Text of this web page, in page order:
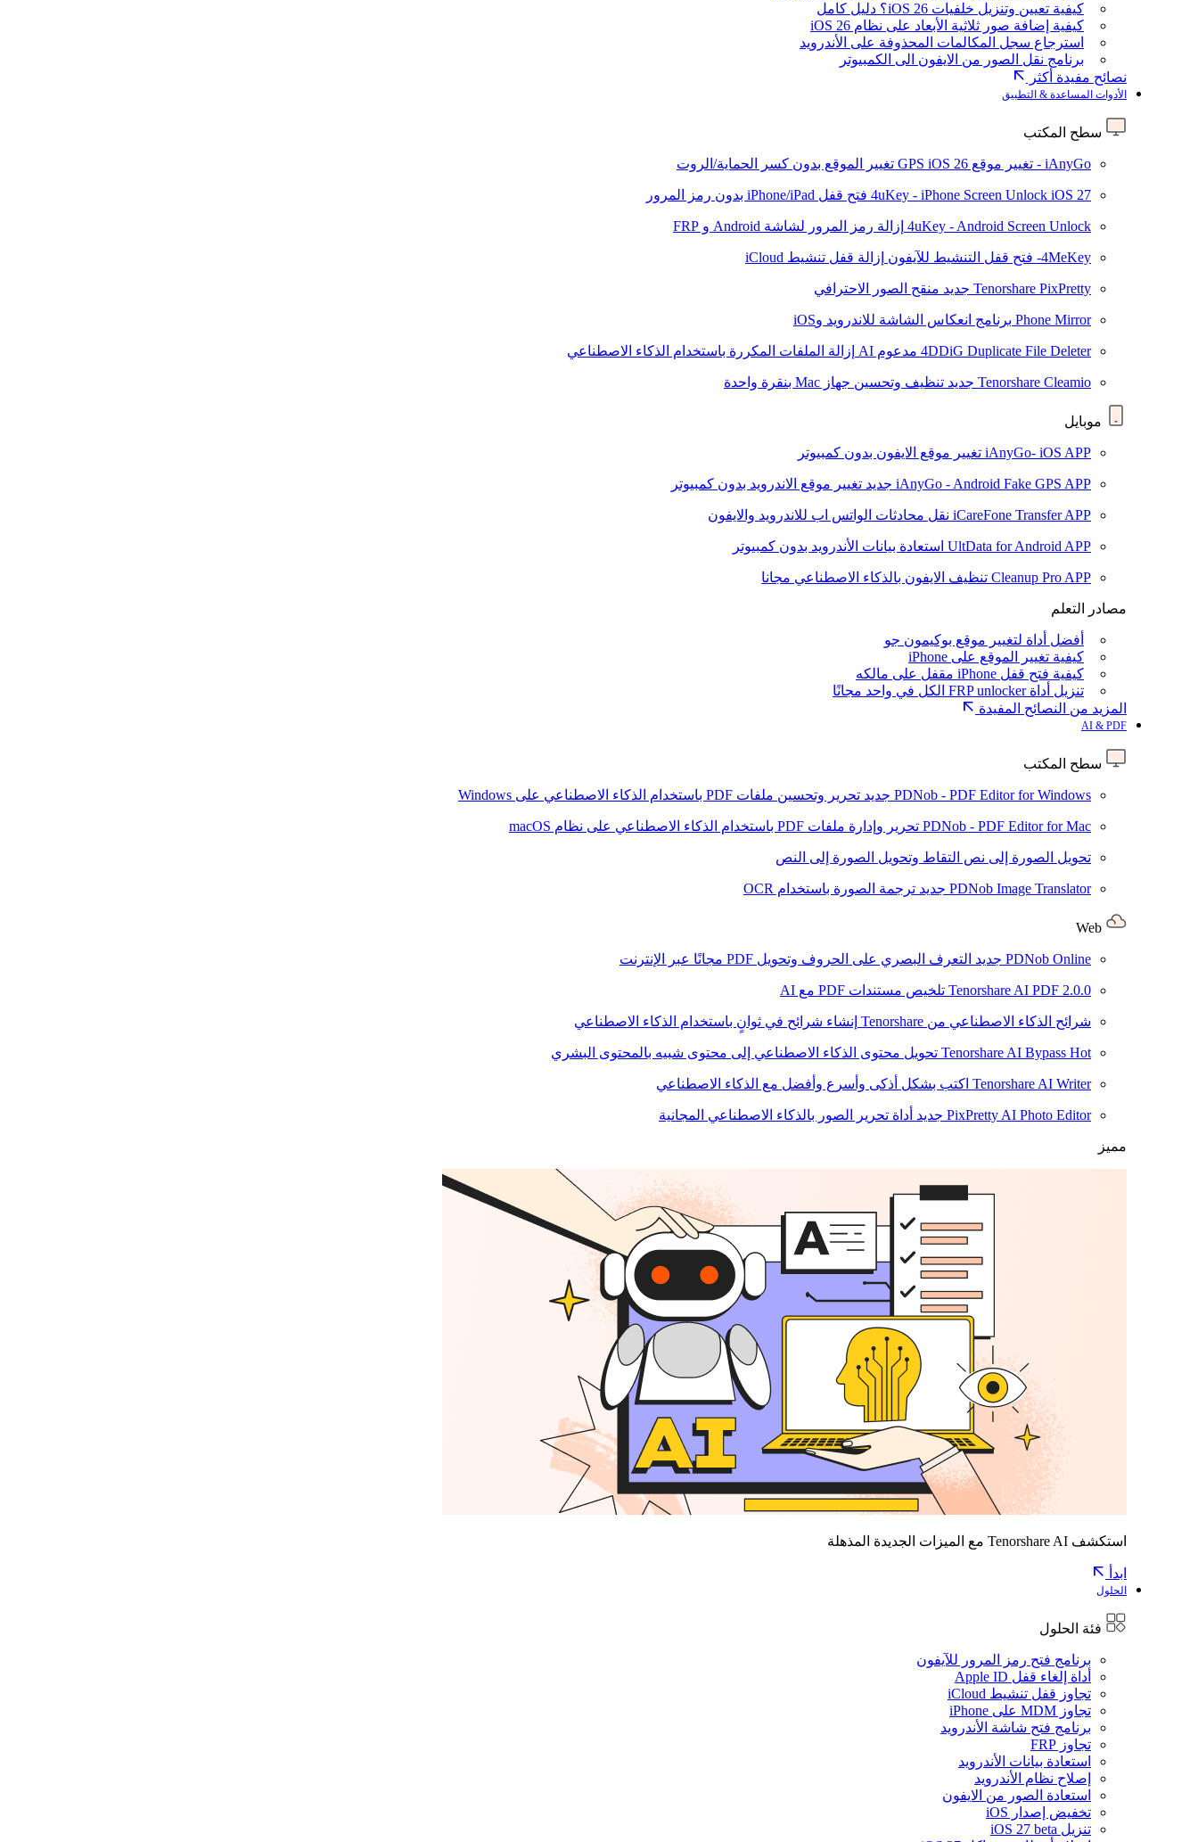
كيفية تعيين وتنزيل خلفيات iOS 26؟ دليل كامل
كيفية إضافة صور ثلاثية الأبعاد على نظام iOS 26
استرجاع سجل المكالمات المحذوفة على الأندرويد
برنامج نقل الصور من الايفون الى الكمبيوتر
نصائح مفيدة أكثر
الأدوات المساعدة & التطبيق
سطح المكتب
iAnyGo - تغيير موقع GPS iOS 26 تغيير الموقع بدون كسر الحماية/الروت
4uKey - iPhone Screen Unlock iOS 27 فتح قفل iPhone/iPad بدون رمز المرور
4uKey - Android Screen Unlock إزالة رمز المرور لشاشة Android و FRP
4MeKey- فتح قفل التنشيط للآيفون إزالة قفل تنشيط iCloud
Tenorshare PixPretty جديد منقح الصور الاحترافي
Phone Mirror برنامج انعكاس الشاشة للاندرويد وiOS
4DDiG Duplicate File Deleter مدعوم AI إزالة الملفات المكررة باستخدام الذكاء الاصطناعي
Tenorshare Cleamio جديد تنظيف وتحسين جهاز Mac بنقرة واحدة
موبايل
iAnyGo- iOS APP تغيير موقع الايفون بدون كمبيوتر
iAnyGo - Android Fake GPS APP جديد تغيير موقع الاندرويد بدون كمبيوتر
iCareFone Transfer APP نقل محادثات الواتس اب للاندرويد والايفون
UltData for Android APP استعادة بيانات الأندرويد بدون كمبيوتر
Cleanup Pro APP تنظيف الايفون بالذكاء الاصطناعي مجانا
مصادر التعلم
أفضل أداة لتغيير موقع بوكيمون جو
كيفية تغيير الموقع على iPhone
كيفية فتح قفل iPhone مقفل على مالكه
تنزيل أداة FRP unlocker الكل في واحد مجانًا
المزيد من النصائح المفيدة
AI & PDF
سطح المكتب
PDNob - PDF Editor for Windows جديد تحرير وتحسين ملفات PDF باستخدام الذكاء الاصطناعي على Windows
PDNob - PDF Editor for Mac تحرير وإدارة ملفات PDF باستخدام الذكاء الاصطناعي على نظام macOS
تحويل الصورة إلى نص التقاط وتحويل الصورة إلى النص
PDNob Image Translator جديد ترجمة الصورة باستخدام OCR
PDNob Online جديد التعرف البصري على الحروف وتحويل PDF مجانًا عبر الإنترنت
Tenorshare AI PDF 2.0.0 تلخيص مستندات PDF مع AI
شرائح الذكاء الاصطناعي من Tenorshare إنشاء شرائح في ثوانٍ باستخدام الذكاء الاصطناعي
Tenorshare AI Bypass Hot تحويل محتوى الذكاء الاصطناعي إلى محتوى شبيه بالمحتوى البشري
Tenorshare AI Writer اكتب بشكل أذكى وأسرع وأفضل مع الذكاء الاصطناعي
PixPretty AI Photo Editor جديد أداة تحرير الصور بالذكاء الاصطناعي المجانية
مميز
استكشف Tenorshare AI مع الميزات الجديدة المذهلة
ابدأ
الحلول
فئة الحلول
برنامج فتح رمز المرور للآيفون
أداة إلغاء قفل Apple ID
تجاوز قفل تنشيط iCloud
تجاوز MDM على iPhone
برنامج فتح شاشة الأندرويد
تجاوز FRP
استعادة بيانات الأندرويد
إصلاح نظام الأندرويد
استعادة الصور من الايفون
تخفيض إصدار iOS
تنزيل iOS 27 beta